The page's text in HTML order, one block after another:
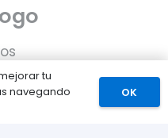
tu PS5
tu
navegando
OK